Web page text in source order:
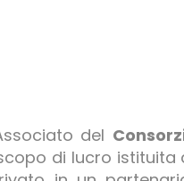
del
di lucro istituita